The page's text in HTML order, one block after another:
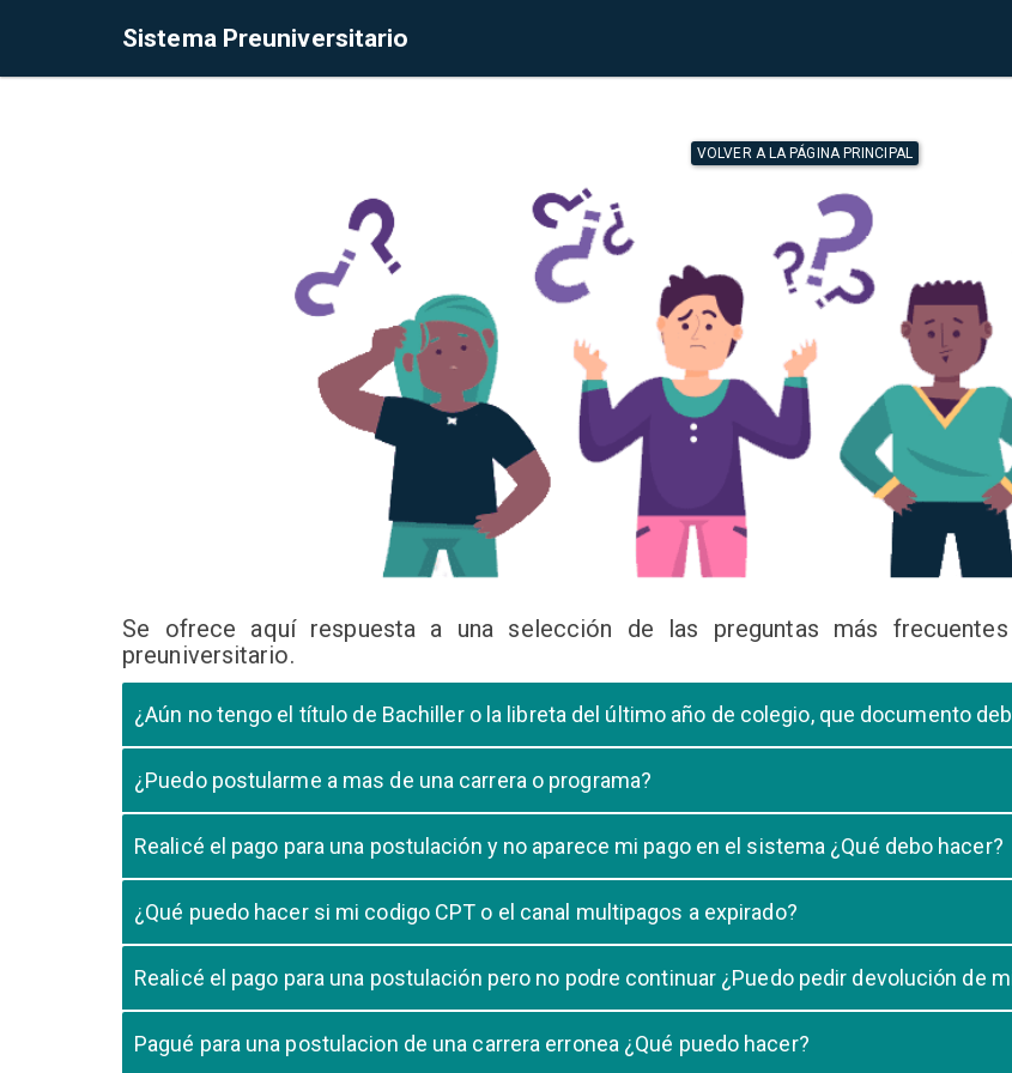
Sistema Preuniversitario
VOLVER A LA PÁGINA PRINCIPAL
Se ofrece aquí respuesta a una selección de las preguntas más
preuniversitario.
¿Aún no tengo el título de Bachiller o la libreta del último año de colegio, que documento
cursando el ultimo año.
¿Puedo postularme a mas de una carrera o programa?
Realicé el pago para una postulación y no aparece mi pago en el sistema ¿Qué debo hacer?
pago, debe comunicarse con su unidad de admisión e indicar que no se registró su pago.
¿Qué puedo hacer si mi codigo CPT o el canal multipagos a expirado?
su postulación.
Realicé el pago para una postulación pero no podre continuar ¿Puedo pedir devolución de
Pagué para una postulacion de una carrera erronea ¿Qué puedo hacer?